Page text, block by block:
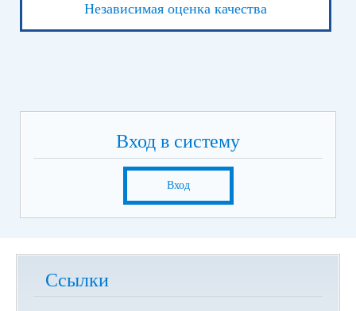
Независимая оценка качества
Вход в систему
Вход
Ссылки